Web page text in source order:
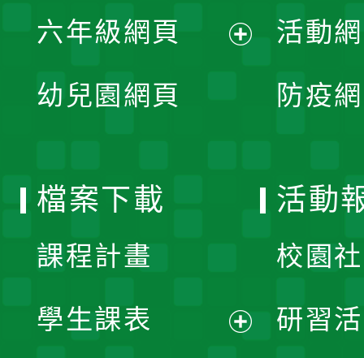
單
選
開
六年級網頁
幼兒園網頁
活動
防疫
檔案下載
課程計畫
學生課表
活動
校園
研習